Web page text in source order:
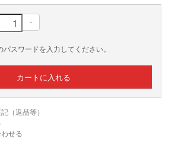
-
スワードを入力してください。
（返品等）
せる